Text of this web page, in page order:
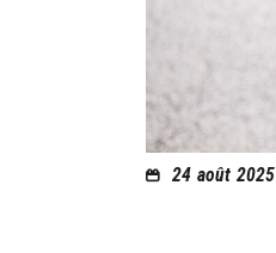
24 août 2025